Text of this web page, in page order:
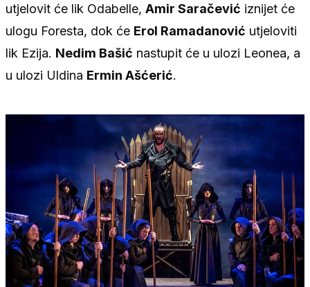
utjelovit će lik Odabelle, Amir Saračević iznijet će
ulogu Foresta, dok će Erol Ramadanović utjeloviti
lik Ezija. Nedim Bašić nastupit će u ulozi Leonea, a
u ulozi Uldina Ermin Ašćerić.